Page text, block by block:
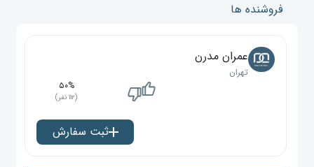
فروشنده ها
عمران مدرن
تهران
۵۰%
(۱۱۲ نفر)
ثبت سفارش